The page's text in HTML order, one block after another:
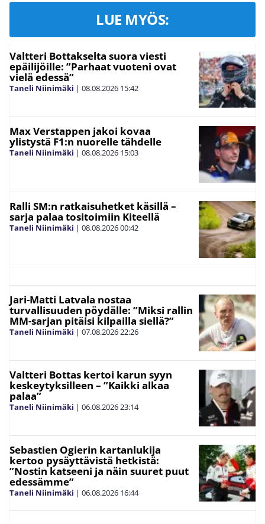
LUE MYÖS:
Valtteri Bottakselta suora viesti
epäilijöille: ”Parhaat vuoteni ovat
vielä edessä”
Taneli Niinimäki | 08.08.2026 15:42
Max Verstappen jakoi kovaa
ylistystä F1:n nuorelle tähdelle
Taneli Niinimäki | 08.08.2026 15:03
Ralli SM:n ratkaisuhetket käsillä –
sarja palaa tositoimiin Kiteellä
Taneli Niinimäki | 08.08.202600:42
Jari-Matti Latvala nostaa
turvallisuuden pöydälle: ”Miksi rallin
MM-sarjan pitäisi kilpailla siellä?”
Taneli Niinimäki | 07.08.202622:26
Valtteri Bottas kertoi karun syyn
keskeytyksilleen – ”Kaikki alkaa
palaa”
Taneli Niinimäki | 06.08.202623:14
Sebastien Ogierin kartanlukija
kertoo pysäyttävistä hetkistä:
”Nostin katseeni ja näin suuret puut
edessämme”
Taneli Niinimäki | 06.08.2026 16:44